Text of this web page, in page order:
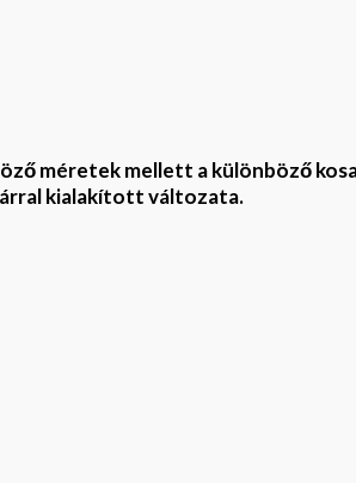
méretek mellett a különböző
kialakított változata.